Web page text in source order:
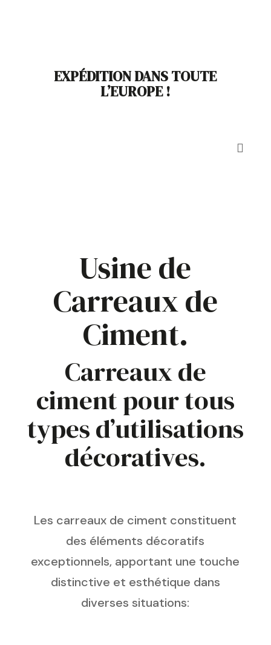
EXPÉDITION DANS TOUTE
L’EUROPE !

Usine de
Carreaux de
Ciment.
Carreaux de
ciment pour tous
types d’utilisations
décoratives.
Les carreaux de ciment constituent
des éléments décoratifs
exceptionnels, apportant une touche
distinctive et esthétique dans
diverses situations: